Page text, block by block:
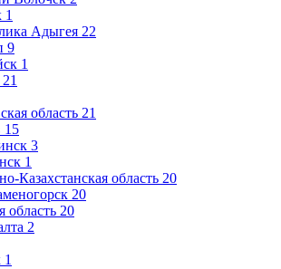
1
Адыгея 22
9
1
21
область 21
15
3
1
Казахстанская область 20
20
область 20
2
1